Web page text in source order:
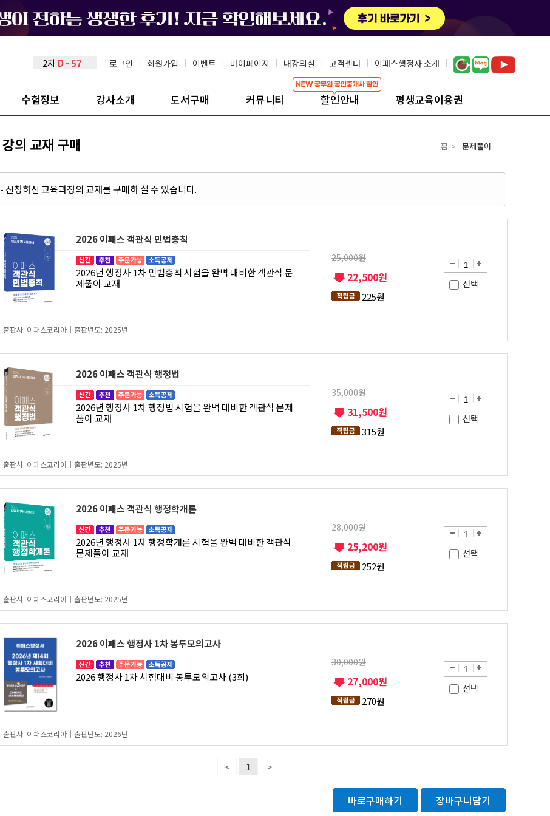
2차D - 57 로그인 | 회원가입 | 이벤트 | 마이페이지 | 내강의실 | 고객센터 | 이패스행정사 소개 |
수험정보 강사소개 도서구매 커뮤니티 할인안내 평생교육이용권
강의 교재 구매 홈 > 문제풀이
- 신청하신 교육과정의 교재를 구매하 실 수 있습니다.
2026 이패스 객관식 민법총칙
2026년 행정사 1차 민법총칙 시험을 완벽 대비한 객관식 문
제풀이 교재
출판사: 이패스코리아｜출판년도: 2025년
25,000원
22,500원
225원
선택
2026 이패스 객관식 행정법
2026년 행정사 1차 행정법 시험을 완벽 대비한 객관식 문제
풀이 교재
출판사: 이패스코리아｜출판년도: 2025년
35,000원
31,500원
315원
선택
2026 이패스 객관식 행정학개론
2026년 행정사 1차 행정학개론 시험을 완벽 대비한 객관식
문제풀이 교재
출판사: 이패스코리아｜출판년도: 2025년
28,000원
25,200원
252원
선택
2026 이패스 행정사 1차 봉투모의고사
2026 행정사 1차 시험대비 봉투모의고사 (3회)
출판사: 이패스코리아｜출판년도: 2026년
30,000원
27,000원
270원
선택
< 1 >
바로구매하기 장바구니담기